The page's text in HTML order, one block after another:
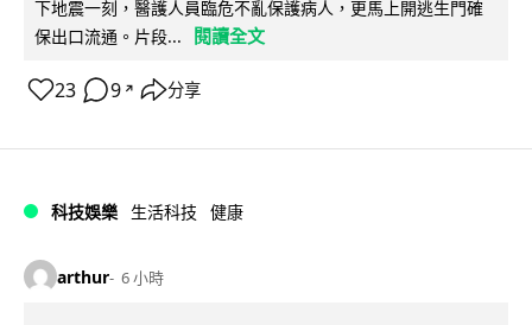
下地震一刻，醫護人員臨危不亂保護病人，更馬上開逃生門確
保出口流通。片段...
閱讀全文
23 9 ↗ 分享
科技娛樂 生活科技 健康
arthur 6 小時